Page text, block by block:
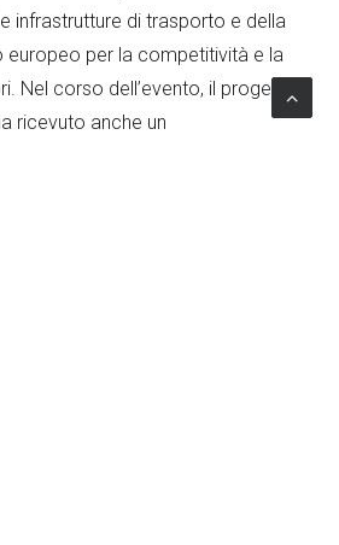
infrastrutture di trasporto e della
europeo per la competitività e la
Nel corso dell’evento, il progetto
ricevuto anche un